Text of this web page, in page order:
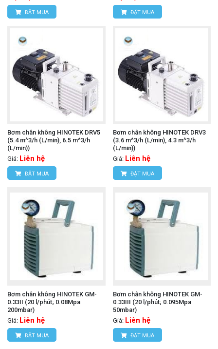
ĐẶT MUA ĐẶT MUA
Bơm chân không HINOTEK DRV5
(5.4 m^3/h (L/min), 6.5 m^3/h
(L/min))
Giá: Liên hệ
ĐẶT MUA
Bơm chân không HINOTEK DRV3
(3.6 m^3/h (L/min), 4.3 m^3/h
(L/min))
Giá: Liên hệ
ĐẶT MUA
Bơm chân không HINOTEK GM-
0.33II (20 l/phút; 0.08Mpa
200mbar)
Giá: Liên hệ
ĐẶT MUA
Bơm chân không HINOTEK GM-
0.33III (20 l/phút; 0.095Mpa
50mbar)
Giá: Liên hệ
ĐẶT MUA